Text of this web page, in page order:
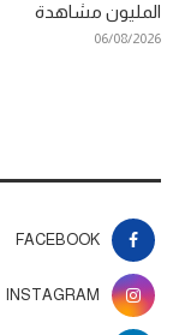
المليون مشاهدة
06/08/2026
FACEBOOK
INSTAGRAM